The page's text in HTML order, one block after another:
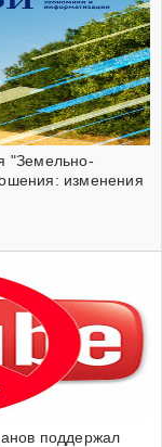
"Земельно-
изменения
поддержал